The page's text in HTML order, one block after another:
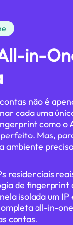
in-
não é
cada uma
como o
Mas,
ambiente
residenciais
de fingerprint
isolada um IP
all-in-
contas.